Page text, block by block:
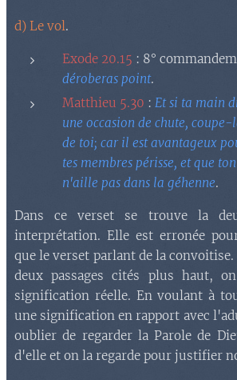
d) Le vol.
Exode 20.15 : 8°
déroberas point.
Matthieu 5.30 : Et si ta main
une occasion de chute,
de toi; car il est avantageux
tes membres périsse, et que
n'aille pas dans la géhenne.
Dans ce verset se trouve la
interprétation. Elle est erronée
que le verset parlant de la
deux passages cités plus haut,
signification réelle. En voulant à
une signification en rapport avec
oublier de regarder la Parole de
d'elle et on la regarde pour justifier